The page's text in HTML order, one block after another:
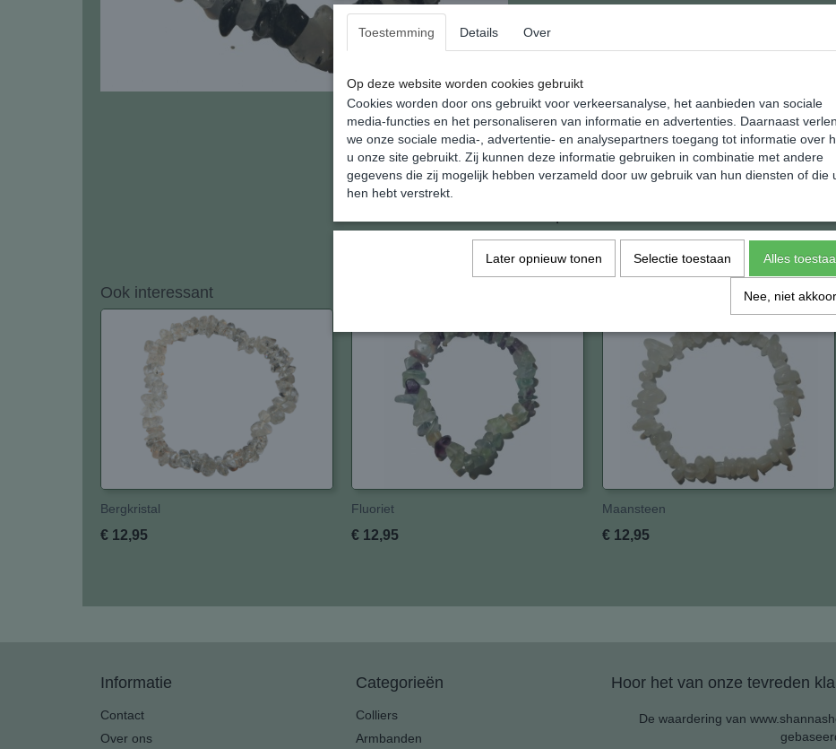
Elastische armband van kleine brokjes natuurlijke
Splitprodukten worden vervaardigd van de
edelsteen produkten.
Vaak te klein om te slijpen krijgen ze op deze wijze
Lengte 20 cm.
Gewicht 14 gram
Netto gewicht
Afmetingen (l,b,h)
Ook interessant
Bergkristal
€ 12,95
Fluoriet
€ 12,95
Maansteen
€ 12,95
Informatie
Contact
Over ons
Categorieën
Colliers
Armbanden
Hoor het van onze tevreden
De waardering van
Toestemming Details Over
Op deze website worden cookies gebruikt
Cookies worden door ons gebruikt voor verkeersanalyse, het aanbieden van sociale
media-functies en het personaliseren van informatie en advertenties. Daarnaast
we onze sociale media-, advertentie- en analysepartners toegang tot informatie over
u onze site gebruikt. Zij kunnen deze informatie gebruiken in combinatie met andere
gegevens die zij mogelijk hebben verzameld door uw gebruik van hun diensten of die
hen hebt verstrekt.
Later opnieuw tonen Selectie toestaan Alles
Nee, niet